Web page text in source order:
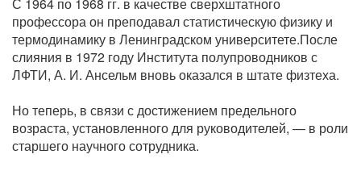
профессора он преподавал статистическую физику и
термодинамику в Ленинградском университете.После
слияния в 1972 году Института полупроводников с
ЛФТИ, А. И. Ансельм вновь оказался в штате физтеха.
Но теперь, в связи с достижением предельного
возраста, установленного для руководителей, — в роли
старшего научного сотрудника.